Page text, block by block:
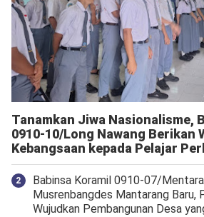
Tanamkan Jiwa Nasionalisme,
0910-10/Long Nawang Berikan
Kebangsaan kepada Pelajar
Babinsa Koramil 0910-07/
Musrenbangdes Mantarang Baru,
Wujudkan Pembangunan Desa